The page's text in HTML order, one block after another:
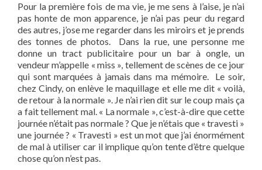
Pour la première fois de ma vie, je me sens à l’aise, je n’ai
pas honte de mon apparence, je n’ai pas peur du regard
des autres, j’ose me regarder dans les miroirs et je prends
des tonnes de photos. Dans la rue, une personne me
donne un tract publicitaire pour un bar à ongle, un
vendeur m’appelle « miss », tellement de scènes de ce jour
qui sont marquées à jamais dans ma mémoire. Le soir,
chez Cindy, on enlève le maquillage et elle me dit « voilà,
de retour à la normale ». Je n’ai rien dit sur le coup mais ça
a fait tellement mal. « La normale », c’est-à-dire que cette
journée n’était pas normale ? Que je n’étais que « travesti »
une journée ? « Travesti » est un mot que j’ai énormément
de mal à utiliser car il implique qu’on tente d’être quelque
chose qu’on n’est pas.